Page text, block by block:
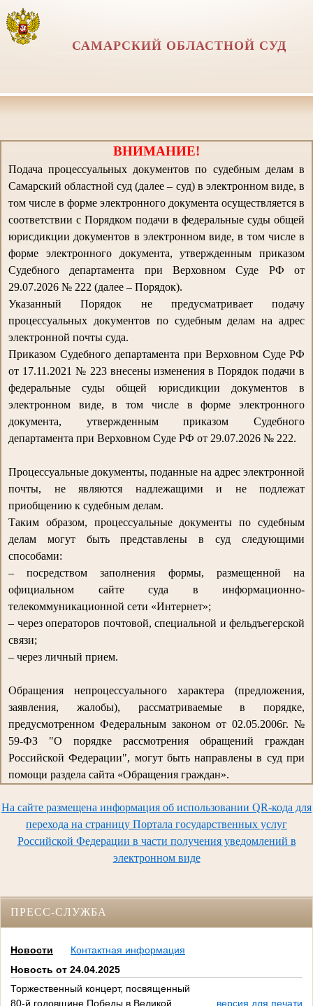
САМАРСКИЙ ОБЛАСТНОЙ СУД
ВНИМАНИЕ!
Подача процессуальных документов по судебным делам в
Самарский областной суд (далее – суд) в электронном виде, в
том числе в форме электронного документа осуществляется в
соответствии с Порядком подачи в федеральные суды общей
юрисдикции документов в электронном виде, в том числе в
форме электронного документа, утвержденным приказом
Судебного департамента при Верховном Суде РФ от
29.07.2026 № 222 (далее – Порядок).
Указанный Порядок не предусматривает подачу
процессуальных документов по судебным делам на адрес
электронной почты суда.
Приказом Судебного департамента при Верховном Суде РФ
от 17.11.2021 № 223 внесены изменения в Порядок подачи в
федеральные суды общей юрисдикции документов в
электронном виде, в том числе в форме электронного
документа, утвержденным приказом Судебного
департамента при Верховном Суде РФ от 29.07.2026 № 222.
Процессуальные документы, поданные на адрес электронной
почты, не являются надлежащими и не подлежат
приобщению к судебным делам.
Таким образом, процессуальные документы по судебным
делам могут быть представлены в суд следующими
способами:
– посредством заполнения формы, размещенной на
официальном сайте суда в информационно-
телекоммуникационной сети «Интернет»;
– через операторов почтовой, специальной и фельдъегерской
связи;
– через личный прием.
Обращения непроцессуального характера (предложения,
заявления, жалобы), рассматриваемые в порядке,
предусмотренном Федеральным законом от 02.05.2006г. №
59-ФЗ "О порядке рассмотрения обращений граждан
Российской Федерации", могут быть направлены в суд при
помощи раздела сайта «Обращения граждан».
На сайте размещена информация об использовании QR-кода для
перехода на страницу Портала государственных услуг
Российской Федерации в части получения уведомлений в
электронном виде
ПРЕСС-СЛУЖБА
Новости
Контактная информация
Новость от 24.04.2025
Торжественный концерт, посвященный
80-й годовщине Победы в Великой
версия для печати